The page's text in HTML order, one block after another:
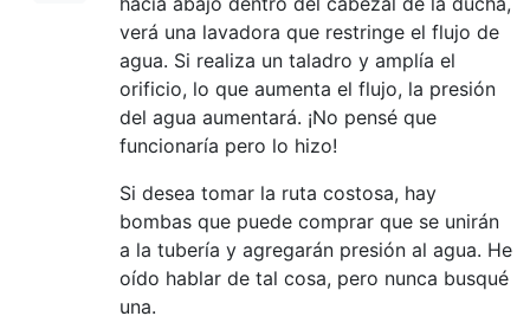
verá una lavadora que restringe el flujo de
agua. Si realiza un taladro y amplía el
orificio, lo que aumenta el flujo, la presión
del agua aumentará. ¡No pensé que
funcionaría pero lo hizo!
Si desea tomar la ruta costosa, hay
bombas que puede comprar que se unirán
a la tubería y agregarán presión al agua. He
oído hablar de tal cosa, pero nunca busqué
una.